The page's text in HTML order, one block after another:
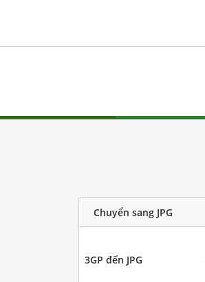
Chuyển sang JPG
3GP đến JPG